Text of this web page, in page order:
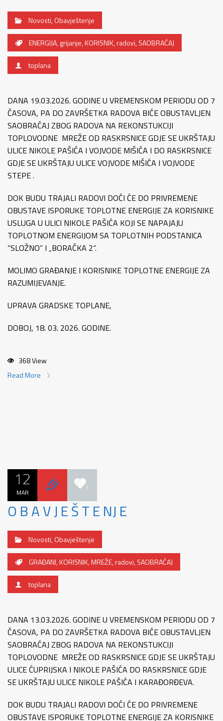
Novosti,Obavještenje
ENERGIJA,grijanje,KORISNIK,radovi,SAOBRAĆAJ
toplana
DANA 19.03.2026. GODINE U VREMENSKOM PERIODU OD 7
ČASOVA, PA DO ZAVRŠETKA RADOVA BIĆE OBUSTAVLJEN
SAOBRAĆAJ ZBOG RADOVA NA REKONSTUKCIJI
TOPLOVODNE MREŽE OD RASKRSNICE GDJE SE UKRŠTAJU
ULICE NIKOLE PAŠIĆA I VOJVODE MIŠIĆA I DO RASKRSNICE
GDJE SE UKRŠTAJU ULICE VOJVODE MIŠIĆA I VOJVODE
STEPE .
DOK BUDU TRAJALI RADOVI DOĆI ĆE DO PRIVREMENE
OBUSTAVE ISPORUKE TOPLOTNE ENERGIJE ZA KORISNIKE
USLUGA U ULICI NIKOLE PAŠIĆA KOJI SE NAPAJAJU
TOPLOTNOM ENERGIJOM SA TOPLOTNIH PODSTANICA
“SLOŽNO” I „BORAČKA 2“.
MOLIMO GRAĐANJE I KORISNIKE TOPLOTNE ENERGIJE ZA
RAZUMIJEVANJE.
UPRAVA GRADSKE TOPLANE,
DOBOJ, 18. 03. 2026. GODINE.
368 View
Read More
12
MAR 1
O B A V J E Š T E NJ E
Novosti,Obavještenje
GRAĐANI,KORISNIK,MREŽE,radovi,SAOBRAĆAJ
toplana
DANA 13.03.2026. GODINE U VREMENSKOM PERIODU OD 7
ČASOVA, PA DO ZAVRŠETKA RADOVA BIĆE OBUSTAVLJEN
SAOBRAĆAJ ZBOG RADOVA NA REKONSTUKCIJI
TOPLOVODNE MREŽE OD RASKRSNICE GDJE SE UKRŠTAJU
ULICE ĆUPRIJSKA I NIKOLE PAŠIĆA DO RASKRSNICE GDJE
SE UKRŠTAJU ULICE NIKOLE PAŠIĆA I KARAĐORĐEVA.
DOK BUDU TRAJALI RADOVI DOĆI ĆE DO PRIVREMENE
OBUSTAVE ISPORUKE TOPLOTNE ENERGIJE ZA KORISNIKE